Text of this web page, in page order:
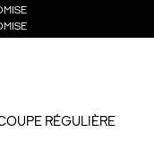
RÉGULIÈRE